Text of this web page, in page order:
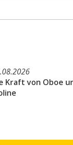
Kraft von Oboe